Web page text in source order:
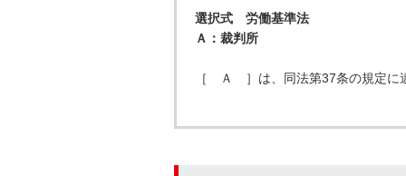
選択式 労働基準法
Ａ：裁判所
［ Ａ ］は、同法第37条の規定に